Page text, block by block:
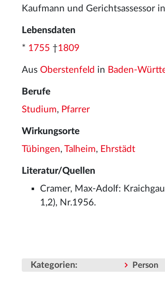
Kaufmann und Gerichtsassessor
Lebensdaten
* 1755 †1809
Aus Oberstenfeld in Baden-
Berufe
Studium, Pfarrer
Wirkungsorte
Tübingen, Talheim, Ehrstädt
Literatur/Quellen
Cramer, Max-Adolf:
1,2), Nr.1956.
Kategorien: Person